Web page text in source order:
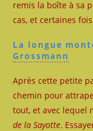
remis la boîte à sa
cas, et certaines
La longue
Grossmann
Après cette petite
chemin pour
tout, et avec lequel
de la Sayotte.